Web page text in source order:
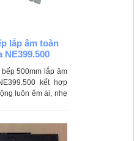
lắp âm toàn
NE399.500
500mm lắp âm
kết hợp
luôn êm ái, nhẹ